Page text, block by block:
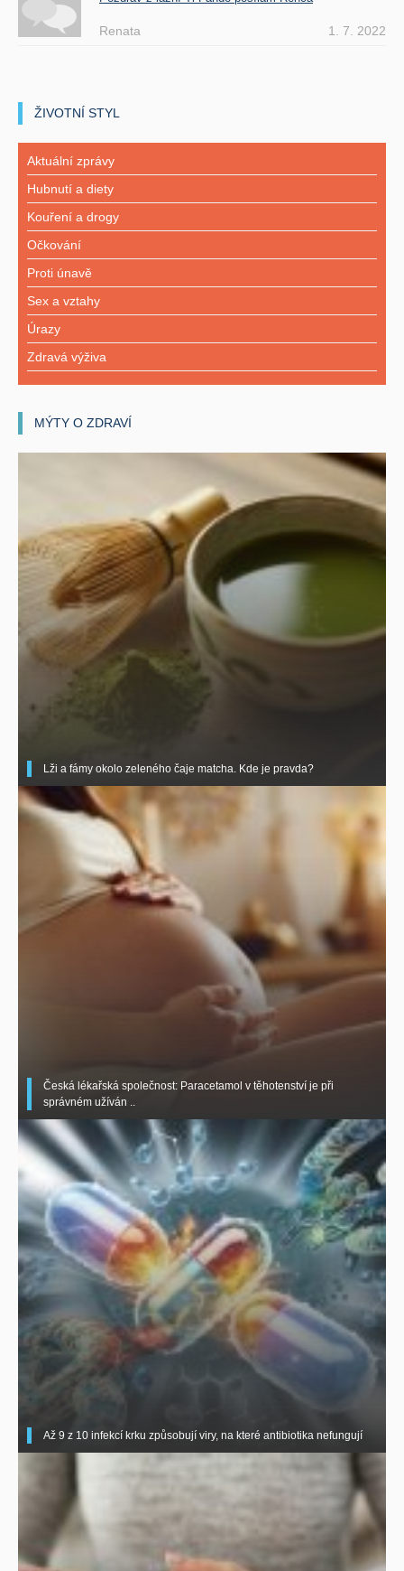
Renata 1. 7. 2022
ŽIVOTNÍ STYL
Aktuální zprávy
Hubnutí a diety
Kouření a drogy
Očkování
Proti únavě
Sex a vztahy
Úrazy
Zdravá výživa
MÝTY O ZDRAVÍ
Lži a fámy okolo zeleného čaje matcha. Kde je pravda?
Česká lékařská společnost: Paracetamol v těhotenství je při
správném užíván ..
Až 9 z 10 infekcí krku způsobují viry, na které antibiotika nefungují